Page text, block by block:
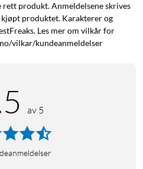
rett produkt. Anmeldelsene skrives
produktet. Karakterer og
Les mer om vilkår for
vilkar/kundeanmeldelser
av 5